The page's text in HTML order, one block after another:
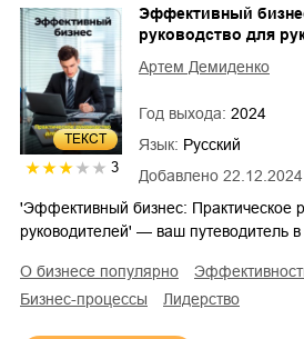
ТЕКСТ
3 Добавлено
Эффективный
руководство для
Артем Демиденко
Год выхода: 2024
Язык: Русский
'Эффективный бизнес: Практическое
руководителей' — ваш путеводитель
о бизнесе популярно
бизнес-процессы
лидерство